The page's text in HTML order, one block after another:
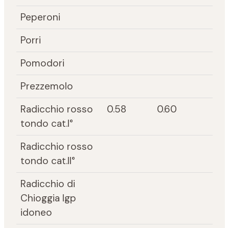
Peperoni
Porri
Pomodori
Prezzemolo
Radicchio rosso
tondo cat.I°
0.58 0.60
Radicchio rosso
tondo cat.II°
Radicchio di
Chioggia Igp
idoneo